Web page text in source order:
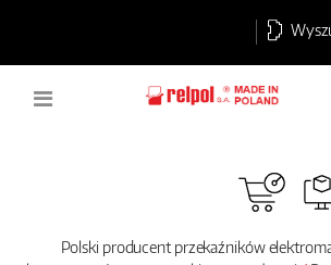
Polski producent przekaźników